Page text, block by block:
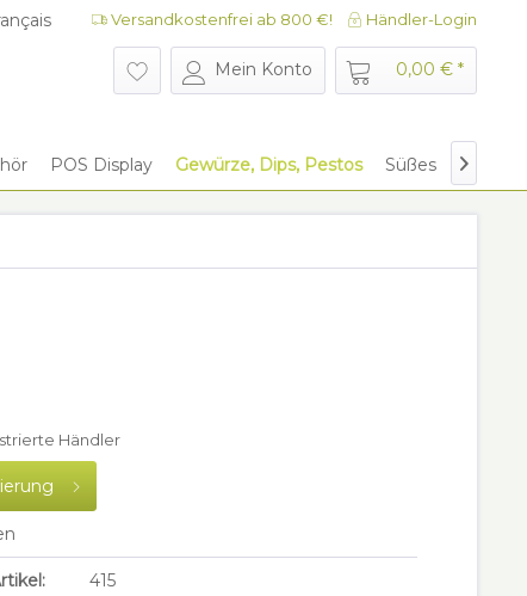
Versandkostenfrei ab 800 €! Händler-Login
Mein Konto 0,00 € *
POS Display Gewürze, Dips, Pestos Süßes Give

Händler
415